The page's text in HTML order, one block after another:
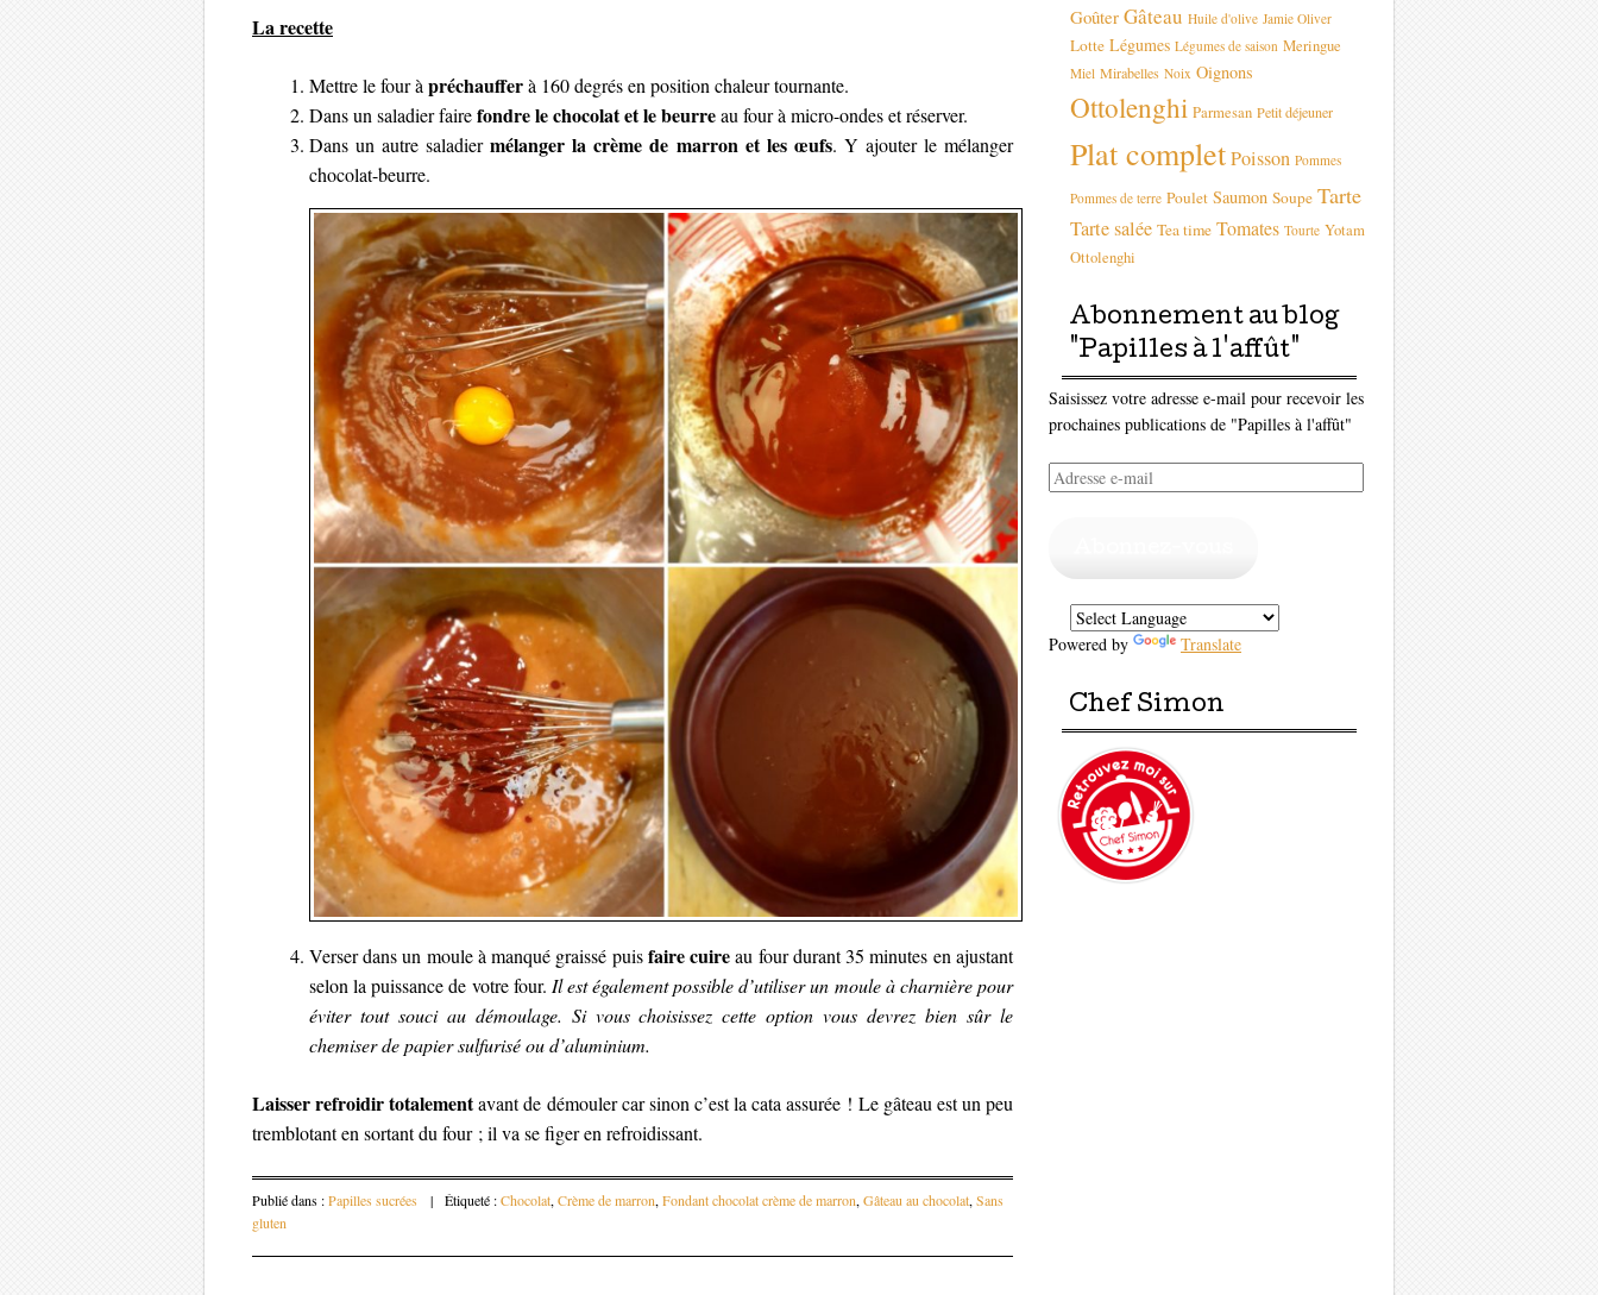
La recette
Mettre le four àpréchaufferà 160 degrés en position chaleur tournante.
Dans un saladier fairefondre le chocolat et le beurreau four à micro-ondes et réserver.
Dans un autre saladiermélanger la crème de marron et les œufs. Y ajouter le mélanger
chocolat-beurre.
Verser dans un moule à manqué graissé puisfaire cuireau four durant 35 minutes en ajustant
selon la puissance de votre four. Il est également possible d’utiliser un moule à charnière pour
éviter tout souci au démoulage. Si vous choisissez cette option vous devrez bien sûr le
chemiser de papier sulfurisé ou d’aluminium.
Laisser refroidir totalementavant de démouler car sinon c’est la cata assurée ! Le gâteau est un peu
tremblotant en sortant du four ; il va se figer en refroidissant.
Publié dans :Papilles sucrées | Étiqueté :Chocolat, Crème de marron, Fondant chocolat crème de marron, Gâteau au chocolat, Sans
gluten
Goûter Gâteau Huile d'olive Jamie Oliver
Lotte Légumes Légumes de saison Meringue
Miel Mirabelles Noix Oignons
Ottolenghi Parmesan Petit déjeuner
Plat complet Poisson Pommes
Pommes de terre Poulet Saumon Soupe Tarte
Tarte salée Tea time Tomates Tourte Yotam
Ottolenghi
Abonnement au blog
"Papilles à l'affût"
Saisissez votre adresse e-mail pour recevoir les
prochaines publications de "Papilles à l'affût"
Adresse
e-
Powered by Translate
Chef Simon